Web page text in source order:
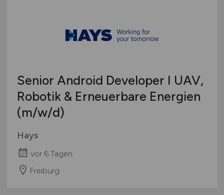
Senior Android Developer I UAV,
Robotik & Erneuerbare Energien
(m/w/d)
Hays
vor 6 Tagen
Freiburg